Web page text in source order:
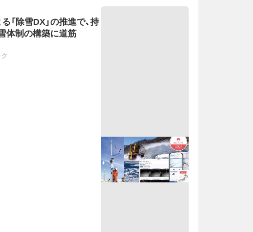
「除雪DX」の推進で、持
体制の構築に道筋